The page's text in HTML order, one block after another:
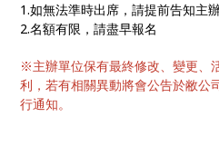
1.如無法準時出席，請提前告知主
2.名額有限，請盡早報名
※主辦單位保有最終修改、變更、
利，若有相關異動將會公告於敝公
行通知。